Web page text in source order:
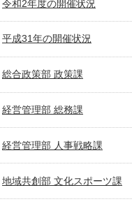
令和2年度の開催状況
平成31年の開催状況
総合政策部 政策課
経営管理部 総務課
経営管理部 人事戦略課
地域共創部 文化スポーツ課